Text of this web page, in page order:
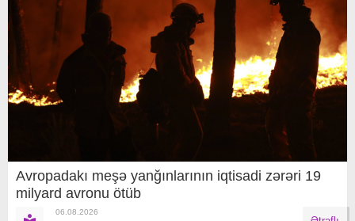
Avropadakı meşə yanğınlarının iqtisadi zərəri 19
milyard avronu ötüb
06.08.2026